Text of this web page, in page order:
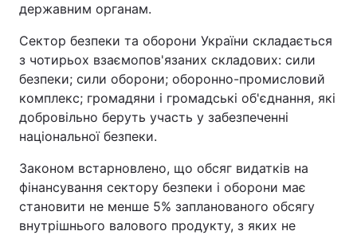
державним органам.
Сектор безпеки та оборони України складається
з чотирьох взаємопов'язаних складових: сили
безпеки; сили оборони; оборонно-промисловий
комплекс; громадяни і громадські об'єднання, які
добровільно беруть участь у забезпеченні
національної безпеки.
Законом встарновлено, що обсяг видатків на
фінансування сектору безпеки і оборони має
становити не менше 5% запланованого обсягу
внутрішнього валового продукту, з яких не